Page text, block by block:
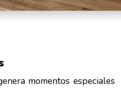
momentos especiales